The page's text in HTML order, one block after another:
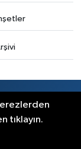
tıklayın.